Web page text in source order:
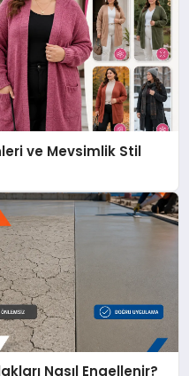
ve Mevsimlik Stil
Nasıl Engellenir?